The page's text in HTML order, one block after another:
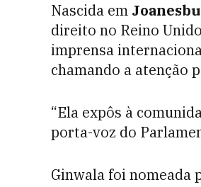
Nascida em
direito no Reino
imprensa
chamando a atenção
“Ela expôs à
porta-voz do
Ginwala foi nomeada